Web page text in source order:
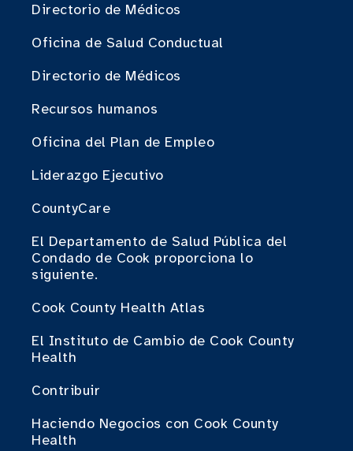
Directorio de Médicos
Oficina de Salud Conductual
Directorio de Médicos
Recursos humanos
Oficina del Plan de Empleo
Liderazgo Ejecutivo
CountyCare
El Departamento de Salud Pública del
Condado de Cook proporciona lo
siguiente.
Cook County Health Atlas
El Instituto de Cambio de Cook County
Health
Contribuir
Haciendo Negocios con Cook County
Health